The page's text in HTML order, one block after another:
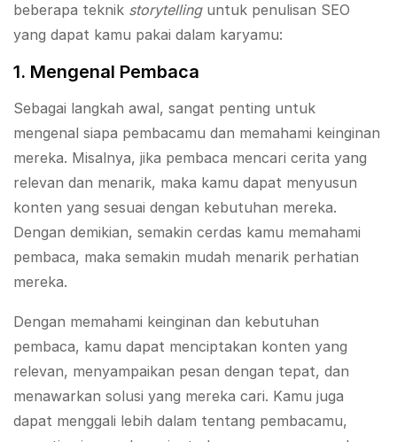
beberapa teknik storytelling untuk penulisan SEO
yang dapat kamu pakai dalam karyamu:
1. Mengenal Pembaca
Sebagai langkah awal, sangat penting untuk
mengenal siapa pembacamu dan memahami keinginan
mereka. Misalnya, jika pembaca mencari cerita yang
relevan dan menarik, maka kamu dapat menyusun
konten yang sesuai dengan kebutuhan mereka.
Dengan demikian, semakin cerdas kamu memahami
pembaca, maka semakin mudah menarik perhatian
mereka.
Dengan memahami keinginan dan kebutuhan
pembaca, kamu dapat menciptakan konten yang
relevan, menyampaikan pesan dengan tepat, dan
menawarkan solusi yang mereka cari. Kamu juga
dapat menggali lebih dalam tentang pembacamu,